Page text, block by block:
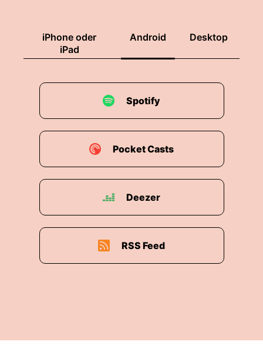
iPhone oder
iPad
Android Desktop
Spotify
Pocket Casts
Deezer
RSS Feed